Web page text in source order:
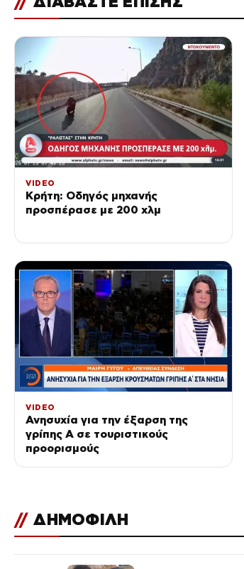
VIDEO
Κρήτη: Οδηγός μηχανής
προσπέρασε με 200 χλμ
VIDEO
Ανησυχία για την έξαρση της
γρίπης Α σε τουριστικούς
προορισμούς
// ΔΗΜΟΦΙΛΗ